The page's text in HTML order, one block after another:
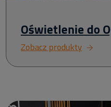
Oświetlenie do
Zobacz produkty